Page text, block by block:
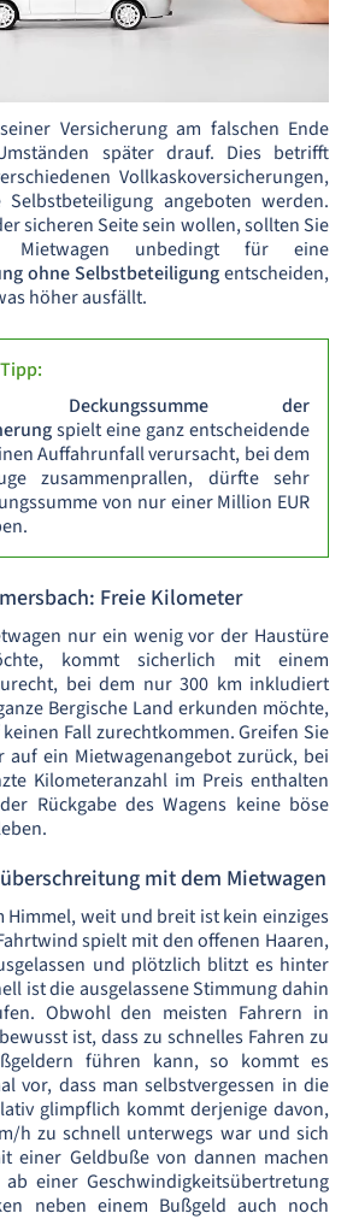
Versicherung am falschen Ende
später drauf. Dies betrifft
Vollkaskoversicherungen,
angeboten werden.
sicheren Seite sein wollen, sollten Sie
unbedingt für eine
ohne Selbstbeteiligungentscheiden,
höher ausfällt.
Deckungssumme der
spielt eine ganz entscheidende
Auffahrunfall verursacht, bei dem
zusammenprallen, dürfte sehr
von nur einer Million EUR
Freie Kilometer
nur ein wenig vor der Haustüre
kommt sicherlich mit einem
bei dem nur 300 km inkludiert
Bergische Land erkunden möchte,
Fall zurechtkommen. Greifen Sie
auf ein Mietwagenangebot zurück, bei
Kilometeranzahl im Preis enthalten
Rückgabe des Wagens keine böse
mit dem Mietwagen
Himmel, weit und breit ist kein einziges
spielt mit den offenen Haaren,
und plötzlich blitzt es hinter
ist die ausgelassene Stimmung dahin
Obwohl den meisten Fahrern in
ist, dass zu schnelles Fahren zu
führen kann, so kommt es
vor, dass man selbstvergessen in die
glimpflich kommt derjenige davon,
h zu schnell unterwegs war und sich
einer Geldbuße von dannen machen
einer Geschwindigkeitsübertretung
neben einem Bußgeld auch noch